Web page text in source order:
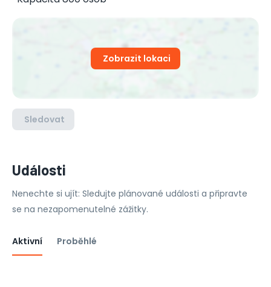
Zobrazit lokaci
Sledovat
Události
Nenechte si ujít: Sledujte plánované události a připravte
se na nezapomenutelné zážitky.
Aktivní Proběhlé